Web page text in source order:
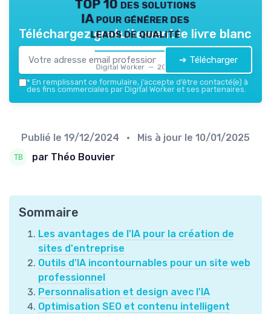
TOP 10 des solutions
IA pour générer des
leads de qualité
Digital Worker — 2026
Téléchargez gratuitement le livre blanc
➔ Télécharger
* En remplissant ce formulaire, j’accepte d’être contacté(e) à
des fins commerciales par Digital Worker et ses partenaires.
Publié le 19/12/2024 • Mis à jour le 10/01/2025
par Théo Bouvier
Sommaire
Les avantages de l'IA pour la création de
sites d'entreprise
Outils d'IA incontournables pour un site web
professionnel
Personnalisation et design avec l'IA
Optimisation SEO et contenu intelligent